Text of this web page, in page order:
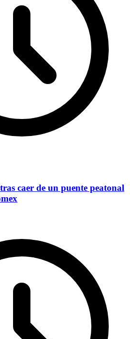
caer de un puente peatonal